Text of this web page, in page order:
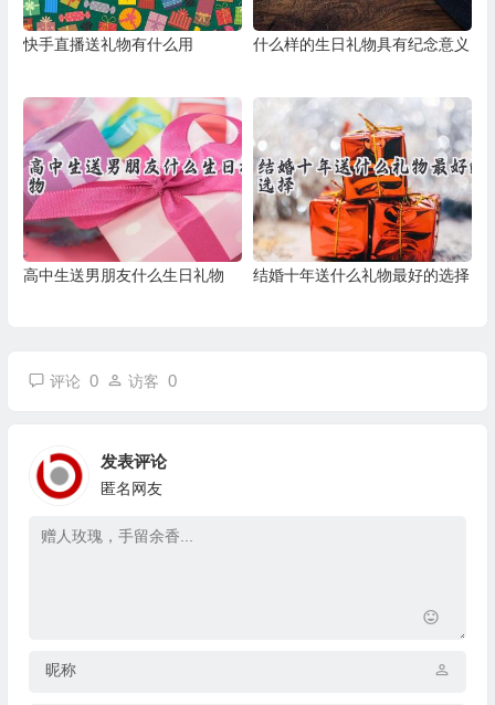
快手直播送礼物有什么用 什么样的生日礼物具有纪念意义
高中生送男朋友什么生日礼物 结婚十年送什么礼物最好的选择
评论 0 访客 0
发表评论
匿名网友
昵称